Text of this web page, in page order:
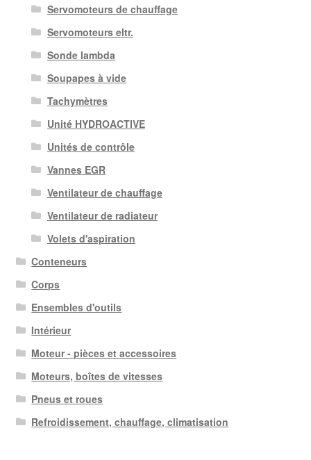
Servomoteurs de chauffage
Servomoteurs eltr.
Sonde lambda
Soupapes à vide
Tachymètres
Unité HYDROACTIVE
Unités de contrôle
Vannes EGR
Ventilateur de chauffage
Ventilateur de radiateur
Volets d'aspiration
Conteneurs
Corps
Ensembles d'outils
Intérieur
Moteur - pièces et accessoires
Moteurs, boîtes de vitesses
Pneus et roues
Refroidissement, chauffage, climatisation